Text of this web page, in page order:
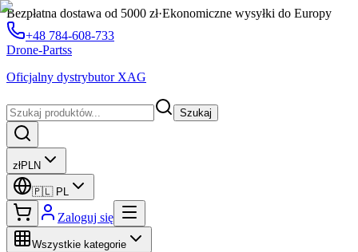
Bezpłatna dostawa od 5000 zł·Ekonomiczne wysyłki do Europy
+48 784-608-733
Drone-Partss
Oficjalny dystrybutor XAG
Szukaj
złPLN
🇵🇱 PL
Zaloguj się
Wszystkie kategorie